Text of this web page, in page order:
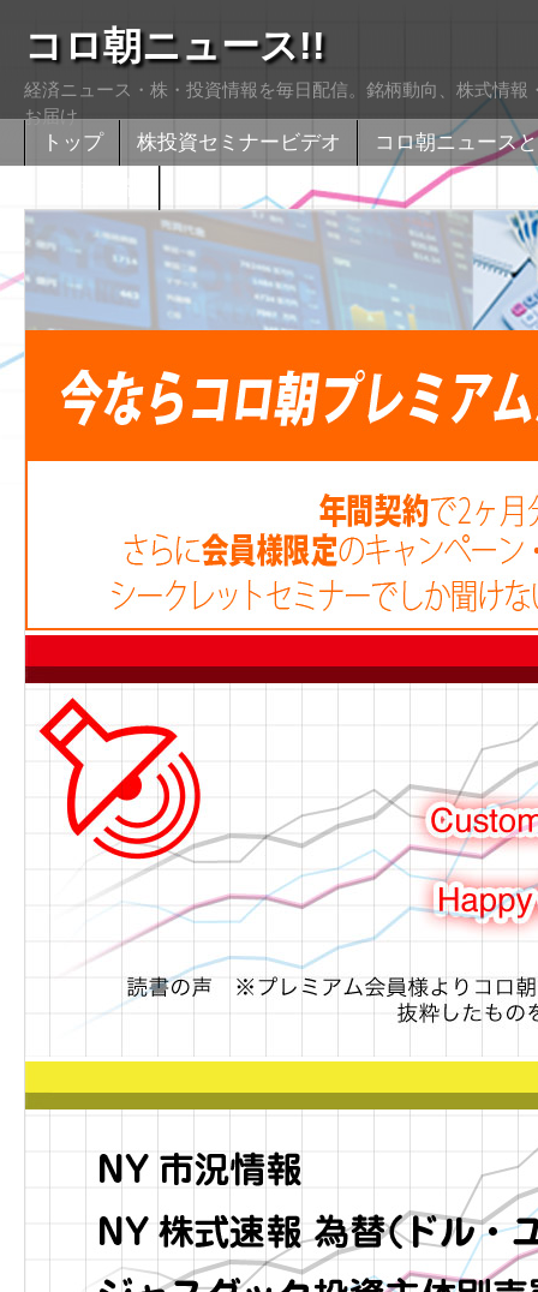
コロ朝ニュース!!
経済ニュース・株・投資情報を毎日配信。銘柄動向、株式情
お届け
トップ 株投資セミナービデオ
コロ朝ニュース